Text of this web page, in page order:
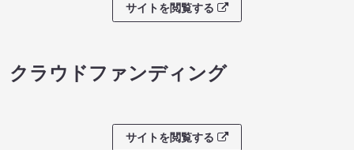
サイトを閲覧する
クラウドファンディング
サイトを閲覧する